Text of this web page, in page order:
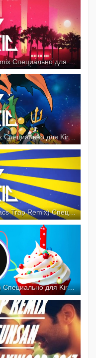
The Pink Panther Theme Song Remix Специально для Kirenga-smi
Pokémon Theme Song Trap Remix Специально для Kirenga-smi
Batman Theme Song (RemixManiacs Trap Remix) Специально для Kirenga-smi
Happy Birthday Song (Trap Remix) Специально для Kirenga-smi